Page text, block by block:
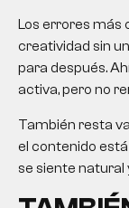
Los errores más
creatividad sin
para después.
activa, pero no
También resta
el contenido
se siente